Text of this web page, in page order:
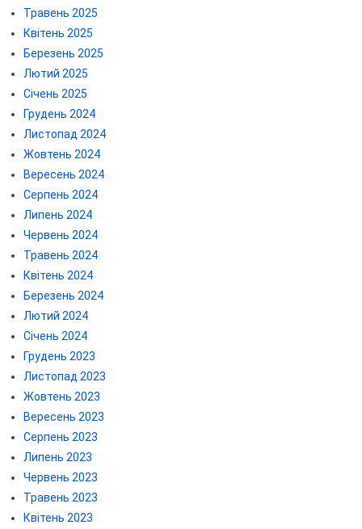
Травень 2025
Квітень 2025
Березень 2025
Лютий 2025
Січень 2025
Грудень 2024
Листопад 2024
Жовтень 2024
Вересень 2024
Серпень 2024
Липень 2024
Червень 2024
Травень 2024
Квітень 2024
Березень 2024
Лютий 2024
Січень 2024
Грудень 2023
Листопад 2023
Жовтень 2023
Вересень 2023
Серпень 2023
Липень 2023
Червень 2023
Травень 2023
Квітень 2023